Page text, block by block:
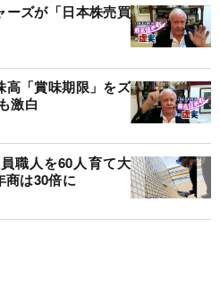
ーズが「日本株売買
高「賞味期限」をズ
激白
職人を60人育て大
商は30倍に